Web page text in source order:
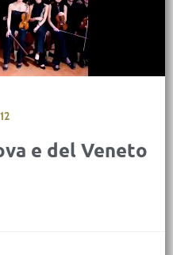
e del Veneto